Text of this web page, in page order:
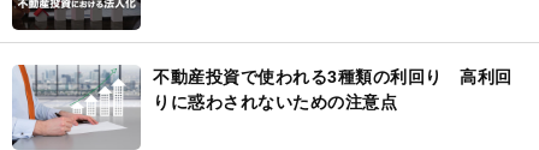
不動産投資で使われる3種類の利回り 高利回
りに惑わされないための注意点